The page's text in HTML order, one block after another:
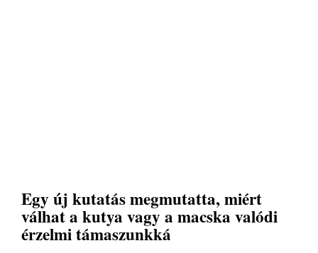
Egy új kutatás megmutatta, miért
válhat a kutya vagy a macska valódi
érzelmi támaszunkká